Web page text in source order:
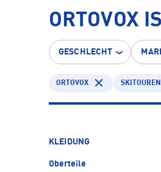
ORTOVOX
GESCHLECHT
ORTOVOX SKITOUREN
KLEIDUNG
Oberteile